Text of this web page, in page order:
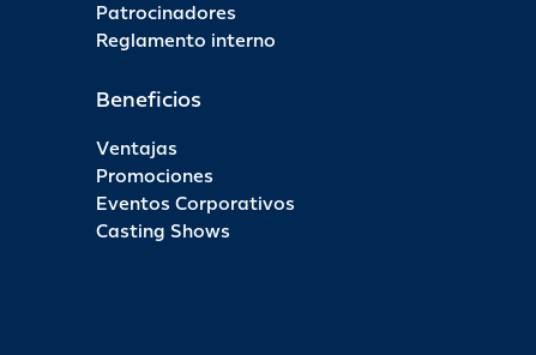
Patrocinadores
Reglamento interno
Beneficios
Ventajas
Promociones
Eventos Corporativos
Casting Shows